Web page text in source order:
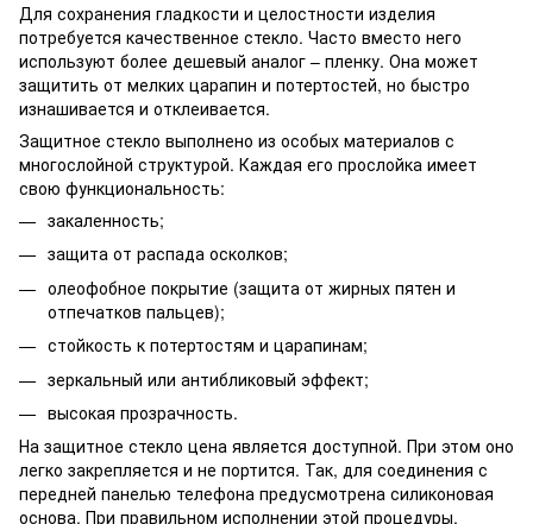
Для сохранения гладкости и целостности изделия
потребуется качественное стекло. Часто вместо него
используют более дешевый аналог – пленку. Она может
защитить от мелких царапин и потертостей, но быстро
изнашивается и отклеивается.
Защитное стекло выполнено из особых материалов с
многослойной структурой. Каждая его прослойка имеет
свою функциональность:
закаленность;
защита от распада осколков;
олеофобное покрытие (защита от жирных пятен и
отпечатков пальцев);
стойкость к потертостям и царапинам;
зеркальный или антибликовый эффект;
высокая прозрачность.
На защитное стекло цена является доступной. При этом оно
легко закрепляется и не портится. Так, для соединения с
передней панелью телефона предусмотрена силиконовая
основа. При правильном исполнении этой процедуры,